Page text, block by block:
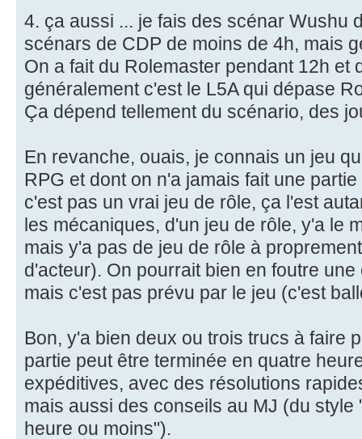
4. ça aussi ... je fais des scénar Wushu
scénars de CDP de moins de 4h, mais
On a fait du Rolemaster pendant 12h et
généralement c'est le L5A qui dépase
Ça dépend tellement du scénario, des
En revanche, ouais, je connais un jeu
RPG et dont on n'a jamais fait une
c'est pas un vrai jeu de rôle, ça l'est
les mécaniques, d'un jeu de rôle, y'a le
mais y'a pas de jeu de rôle à
d'acteur). On pourrait bien en foutre
mais c'est pas prévu par le jeu (c'est
Bon, y'a bien deux ou trois trucs à faire
partie peut être terminée en quatre
expéditives, avec des résolutions
mais aussi des conseils au MJ (du
heure ou moins").